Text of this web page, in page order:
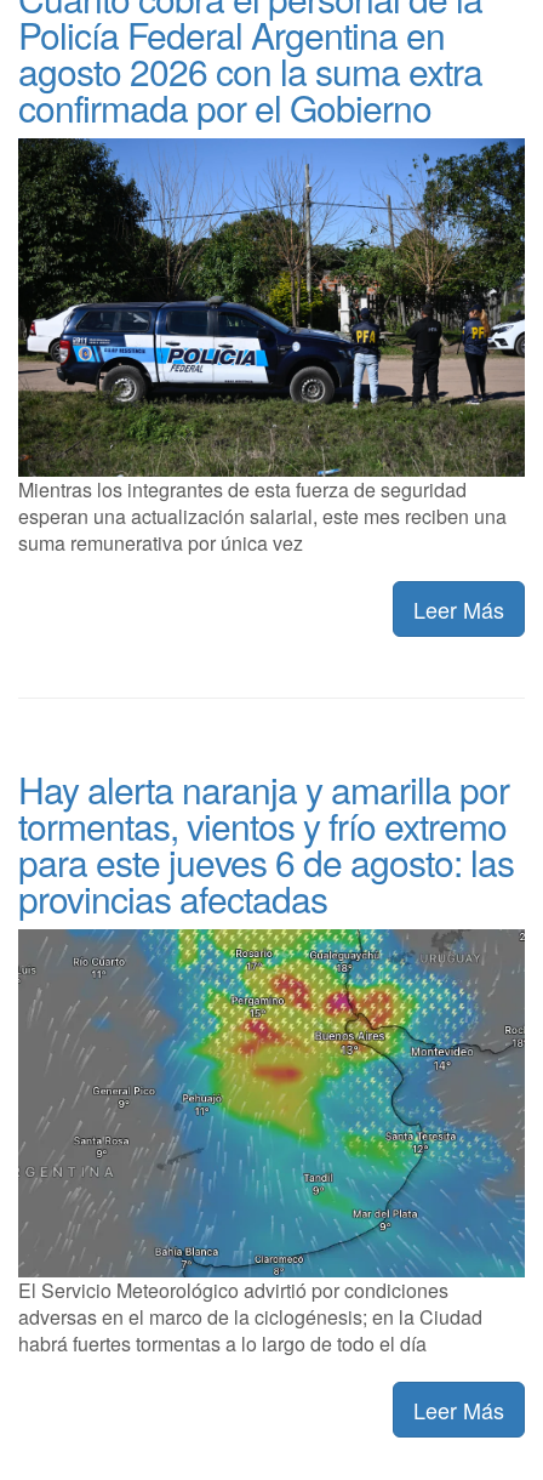
Policía Federal Argentina en
agosto 2026 con la suma extra
confirmada por el Gobierno
Mientras los integrantes de esta fuerza de seguridad
esperan una actualización salarial, este mes reciben una
suma remunerativa por única vez
Leer Más
Hay alerta naranja y amarilla por
tormentas, vientos y frío extremo
para este jueves 6 de agosto: las
provincias afectadas
El Servicio Meteorológico advirtió por condiciones
adversas en el marco de la ciclogénesis; en la Ciudad
habrá fuertes tormentas a lo largo de todo el día
Leer Más